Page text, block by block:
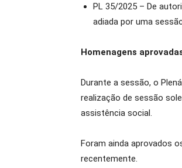
PL 35/2025 – De
adiada por uma
Homenagens
Durante a sessão, o
realização de sessão
assistência social.
Foram ainda aprovados
recentemente.